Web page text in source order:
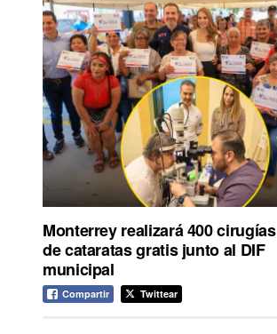
Monterrey realizará 400 cirugías
de cataratas gratis junto al DIF
municipal
Compartir Twittear